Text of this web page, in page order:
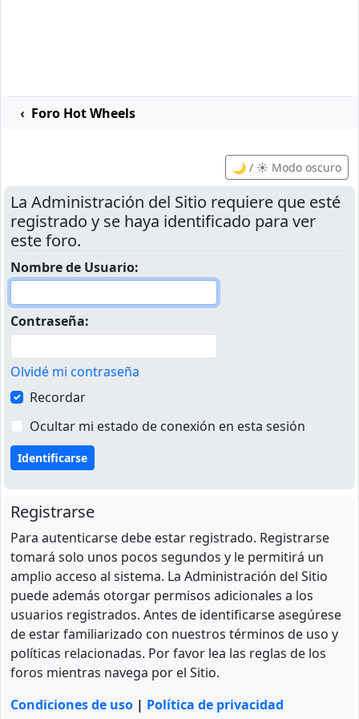
Foro Hot Wheels
🌙 / ☀️ Modo oscuro
La Administración del Sitio requiere que esté
registrado y se haya identificado para ver
este foro.
Nombre de Usuario:
Contraseña:
Olvidé mi contraseña
Recordar
Ocultar mi estado de conexión en esta sesión
Registrarse
Para autenticarse debe estar registrado. Registrarse
tomará solo unos pocos segundos y le permitirá un
amplio acceso al sistema. La Administración del Sitio
puede además otorgar permisos adicionales a los
usuarios registrados. Antes de identificarse asegúrese
de estar familiarizado con nuestros términos de uso y
políticas relacionadas. Por favor lea las reglas de los
foros mientras navega por el Sitio.
Condiciones de uso | Política de privacidad